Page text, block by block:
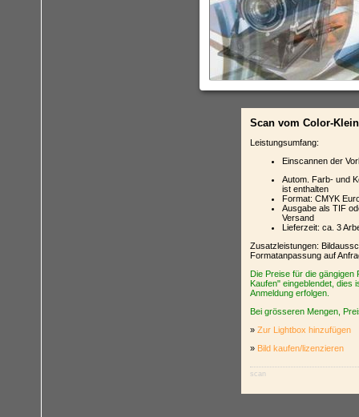
Scan vom Color-
Leistungsumfang:
Einscannen der
Autom. Farb- und
ist enthalten
Format: CMYK
Ausgabe als TIF
Versand
Lieferzeit: ca. 3
Zusatzleistungen:
Formatanpassung auf
Die Preise für die gängigen
Kaufen" eingeblendet, dies
Anmeldung erfolgen.
Bei grösseren Mengen,
» Zur Lightbox hinzufügen
» Bild kaufen/lizenzieren
scan